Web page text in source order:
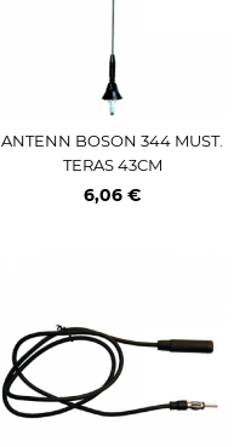
ANTENN BOSON 344 MUST.
TERAS 43CM
6,06 €